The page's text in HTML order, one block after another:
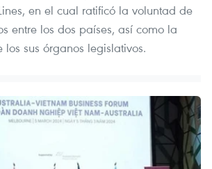
en el cual ratificó la voluntad de
entre los dos países, así como la
los sus órganos legislativos.